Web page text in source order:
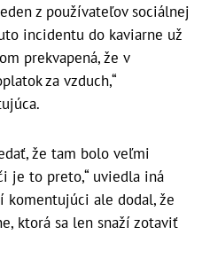
z používateľov sociálnej
incidentu do kaviarne už
prekvapená, že v
za vzduch,“
že tam bolo veľmi
je to preto,“ uviedla iná
komentujúci ale dodal, že
ktorá sa len snaží zotaviť